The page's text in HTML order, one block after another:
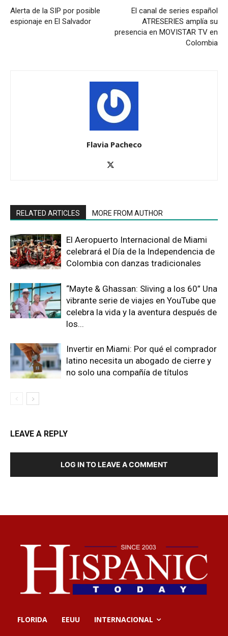
Alerta de la SIP por posible
espionaje en El Salvador
El canal de series español
ATRESERIES amplía su
presencia en MOVISTAR TV en
Colombia
Flavia Pacheco
RELATED ARTICLES MORE FROM AUTHOR
El Aeropuerto Internacional de Miami
celebrará el Día de la Independencia de
Colombia con danzas tradicionales
“Mayte & Ghassan: Sliving a los 60” Una
vibrante serie de viajes en YouTube que
celebra la vida y la aventura después de
los...
Invertir en Miami: Por qué el comprador
latino necesita un abogado de cierre y
no solo una compañía de títulos
LEAVE A REPLY
LOG IN TO LEAVE A COMMENT
FLORIDA EEUU INTERNACIONAL